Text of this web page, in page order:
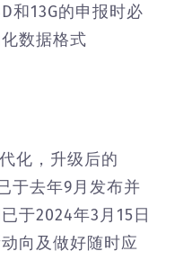
和13G的申报时必
数据格式
化，升级后的
于去年9月发布并
于2024年3月15日
向及做好随时应